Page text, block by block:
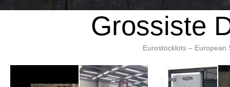
Grossiste
Eurostocklots –